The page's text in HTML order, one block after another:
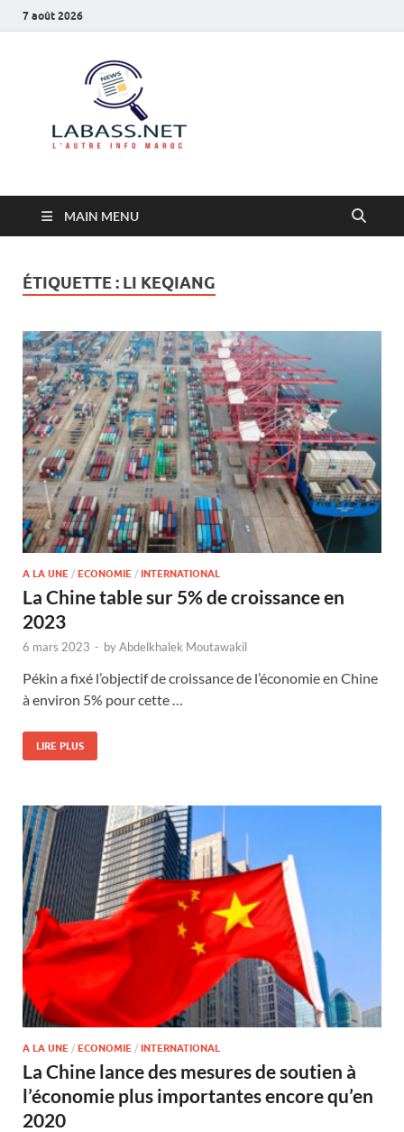
7 août 2026
MAIN MENU
ÉTIQUETTE : LI KEQIANG
A LA UNE / ECONOMIE / INTERNATIONAL
La Chine table sur 5% de croissance en
2023
6 mars 2023 - byAbdelkhalek Moutawakil
Pékin a fixé l’objectif de croissance de l’économie en Chine
à environ 5% pour cette …
LIRE PLUS
A LA UNE / ECONOMIE / INTERNATIONAL
La Chine lance des mesures de soutien à
l’économie plus importantes encore qu’en
2020